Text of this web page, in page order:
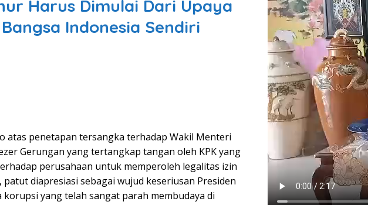
Harus Dimulai Dari Upaya
Indonesia Sendiri
atas penetapan tersangka terhadap Wakil Menteri
Gerungan yang tertangkap tangan oleh KPK yang
perusahaan untuk memperoleh legalitas izin
patut diapresiasi sebagai wujud keseriusan Presiden
yang telah sangat parah membudaya di